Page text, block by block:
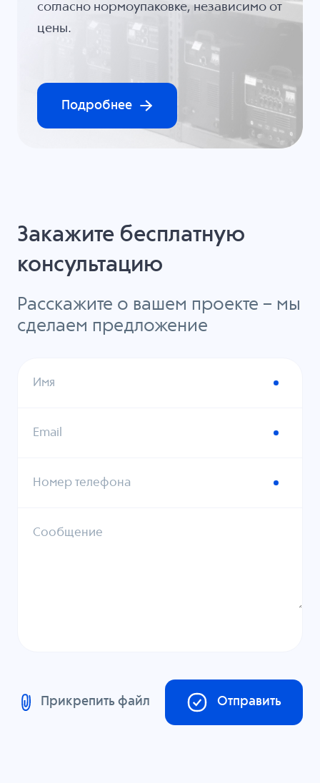
согласно нормоупаковке, независимо от
цены.
Подробнее
Закажите бесплатную
консультацию
Расскажите о вашем проекте – мы
сделаем предложение
Имя
Email
Номер телефона
Сообщение
Прикрепить файл Отправить